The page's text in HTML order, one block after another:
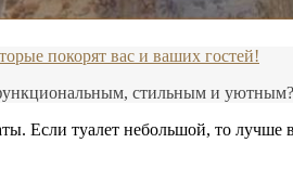
покорят вас и ваших гостей!
стильным и
Если туалет небольшой, то лучше